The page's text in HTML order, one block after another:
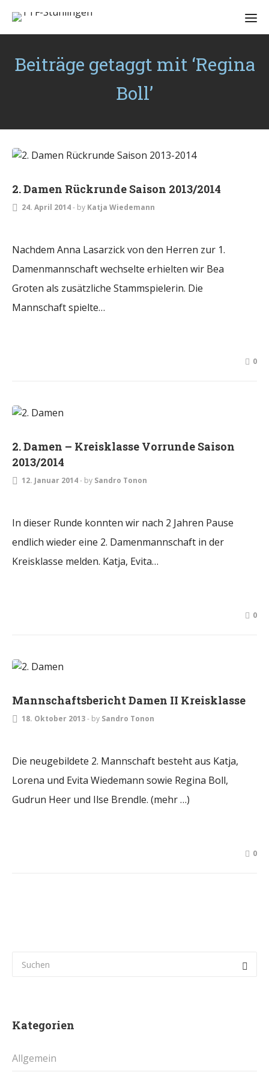
Beiträge getaggt mit ‘Regina
Boll’
2. Damen Rückrunde Saison 2013/2014
24. April 2014- by Katja Wiedemann
Nachdem Anna Lasarzick von den Herren zur 1.
Damenmannschaft wechselte erhielten wir Bea
Groten als zusätzliche Stammspielerin. Die
Mannschaft spielte…
0
2. Damen – Kreisklasse Vorrunde Saison
2013/2014
12. Januar 2014- by Sandro Tonon
In dieser Runde konnten wir nach 2 Jahren Pause
endlich wieder eine 2. Damenmannschaft in der
Kreisklasse melden. Katja, Evita…
0
Mannschaftsbericht Damen II Kreisklasse
18. Oktober 2013- by Sandro Tonon
Die neugebildete 2. Mannschaft besteht aus Katja,
Lorena und Evita Wiedemann sowie Regina Boll,
Gudrun Heer und Ilse Brendle. (mehr …)
0
Kategorien
Allgemein